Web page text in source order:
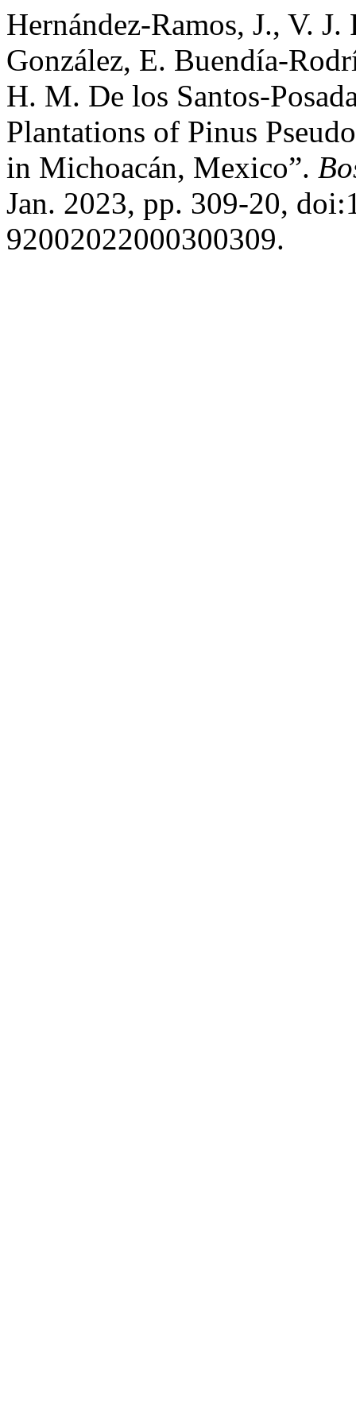
Hernández-Ramos, J., V.
González, E. Buendía-
H. M. De los Santos-
Plantations of Pinus
in Michoacán, Mexico”.
Jan. 2023, pp. 309-20,
92002022000300309.